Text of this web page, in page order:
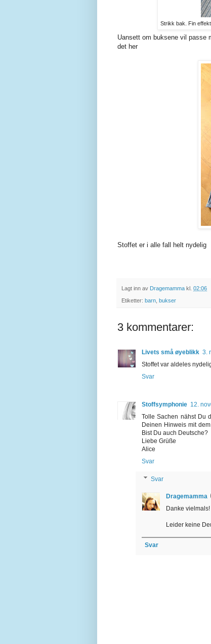
Strikk bak. Fin
Uansett om buksene vil passe
det her
Stoffet er i alle fall helt nydelig
Lagt inn av Dragemamma kl. 02:06
Etiketter: barn bukser
3 kommentarer:
Livets små øyeblikk 3.
Stoffet var aldeles
Svar
Stoffsymphonie 12.
Tolle Sachen nähst Du
Deinen Hinweis mit
Bist Du auch Deutsche?
Liebe Grüße
Alice
Svar
Svar
Dragemamma
Danke vielmals!
Leider keine
Svar